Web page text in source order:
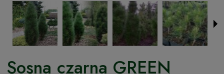
Sosna czarna GREEN